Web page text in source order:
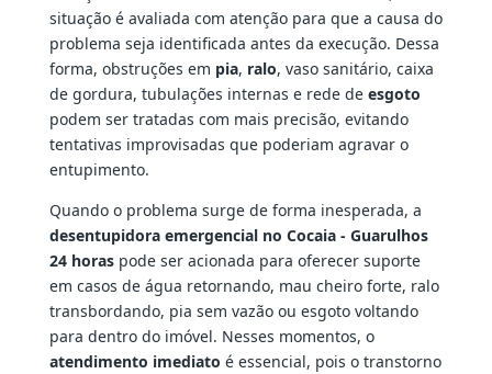
situação é avaliada com atenção para que a causa do
problema seja identificada antes da execução. Dessa
forma, obstruções em pia, ralo, vaso sanitário, caixa
de gordura, tubulações internas e rede de esgoto
podem ser tratadas com mais precisão, evitando
tentativas improvisadas que poderiam agravar o
entupimento.
Quando o problema surge de forma inesperada, a
desentupidora emergencial no Cocaia - Guarulhos
24 horaspode ser acionada para oferecer suporte
em casos de água retornando, mau cheiro forte, ralo
transbordando, pia sem vazão ou esgoto voltando
para dentro do imóvel. Nesses momentos, o
atendimento imediato é essencial, pois o transtorno